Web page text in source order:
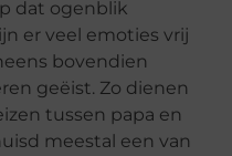
dat ogenblik
er veel emoties vrij
bovendien
geëist. Zo dienen
tussen papa en
meestal een van